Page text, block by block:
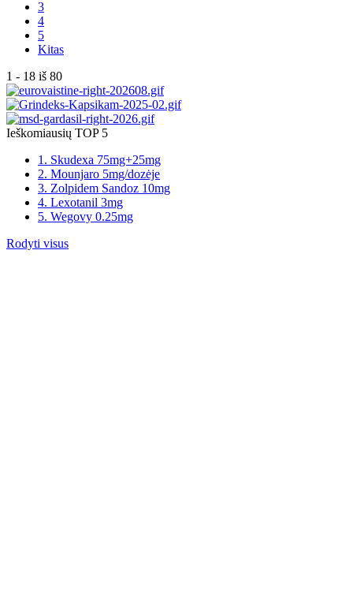
3
4
5
Kitas
1 - 18 iš 80
Ieškomiausių TOP 5
1. Skudexa 75mg+25mg
2. Mounjaro 5mg/dozėje
3. Zolpidem Sandoz 10mg
4. Lexotanil 3mg
5. Wegovy 0.25mg
Rodyti visus